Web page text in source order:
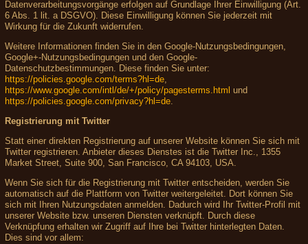
Datenverarbeitungsvorgänge erfolgen auf Grundlage Ihrer Einwilligung (Art.
6 Abs. 1 lit. a DSGVO). Diese Einwilligung können Sie jederzeit mit
Wirkung für die Zukunft widerrufen.
Weitere Informationen finden Sie in den Google-Nutzungsbedingungen,
Google+-Nutzungsbedingungen und den Google-
Datenschutzbestimmungen. Diese finden Sie unter:
https://policies.google.com/terms?hl=de,
https://www.google.com/intl/de/+/policy/pagesterms.html und
https://policies.google.com/privacy?hl=de.
Registrierung mit Twitter
Statt einer direkten Registrierung auf unserer Website können Sie sich mit
Twitter registrieren. Anbieter dieses Dienstes ist die Twitter Inc., 1355
Market Street, Suite 900, San Francisco, CA 94103, USA.
Wenn Sie sich für die Registrierung mit Twitter entscheiden, werden Sie
automatisch auf die Plattform von Twitter weitergeleitet. Dort können Sie
sich mit Ihren Nutzungsdaten anmelden. Dadurch wird Ihr Twitter-Profil mit
unserer Website bzw. unseren Diensten verknüpft. Durch diese
Verknüpfung erhalten wir Zugriff auf Ihre bei Twitter hinterlegten Daten.
Dies sind vor allem: